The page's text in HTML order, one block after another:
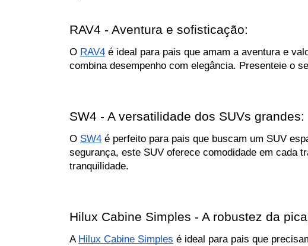
RAV4 - Aventura e sofisticação:
O RAV4 é ideal para pais que amam a aventura e
combina desempenho com elegância. Presenteie o
SW4 - A versatilidade dos SUVs grandes:
O SW4 é perfeito para pais que buscam um SUV
segurança, este SUV oferece comodidade em cada
tranquilidade.
Hilux Cabine Simples - A robustez da
A Hilux Cabine Simples é ideal para pais que